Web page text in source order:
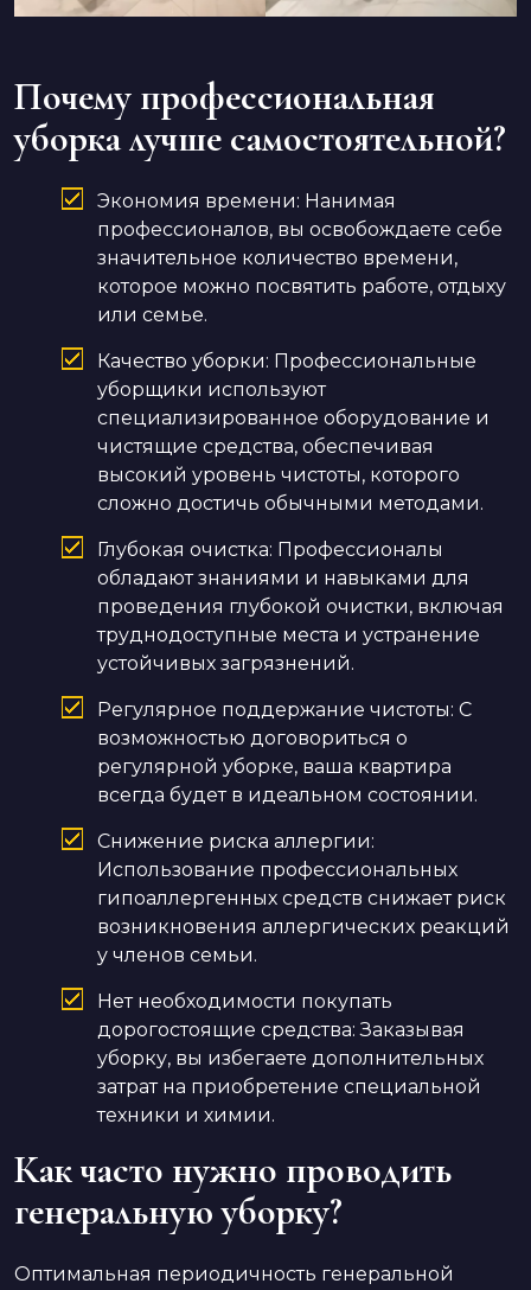
Почему профессиональная
уборка лучше самостоятельной?
Экономия времени: Нанимая
профессионалов, вы освобождаете себе
значительное количество времени,
которое можно посвятить работе, отдыху
или семье.
Качество уборки: Профессиональные
уборщики используют
специализированное оборудование и
чистящие средства, обеспечивая
высокий уровень чистоты, которого
сложно достичь обычными методами.
Глубокая очистка: Профессионалы
обладают знаниями и навыками для
проведения глубокой очистки, включая
труднодоступные места и устранение
устойчивых загрязнений.
Регулярное поддержание чистоты: С
возможностью договориться о
регулярной уборке, ваша квартира
всегда будет в идеальном состоянии.
Снижение риска аллергии:
Использование профессиональных
гипоаллергенных средств снижает риск
возникновения аллергических реакций
у членов семьи.
Нет необходимости покупать
дорогостоящие средства: Заказывая
уборку, вы избегаете дополнительных
затрат на приобретение специальной
техники и химии.
Как часто нужно проводить
генеральную уборку?
Оптимальная периодичность генеральной